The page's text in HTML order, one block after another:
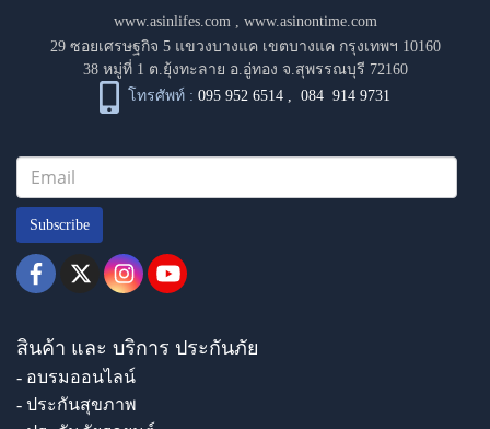
www.asinlifes.com, www.asinontime.com
29 ซอยเศรษฐกิจ 5 แขวงบางแค เขตบางแค กรุงเทพฯ 10160
38 หมู่ที่ 1 ต.ยุ้งทะลาย อ.อู่ทอง จ.สุพรรณบุรี 72160
โทรศัพท์ : 095 952 6514 ,084 914 9731
Subscribe
สินค้า และ บริการ ประกันภัย
- อบรมออนไลน์
- ประกันสุขภาพ